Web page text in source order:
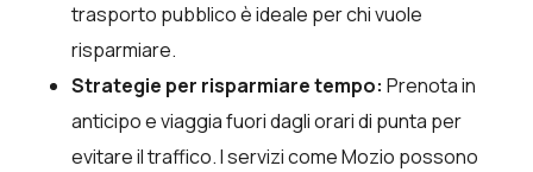
trasporto pubblico è ideale per chi vuole
risparmiare.
Strategie per risparmiare tempo: Prenota in
anticipo e viaggia fuori dagli orari di punta per
evitare il traffico. I servizi come Mozio possono